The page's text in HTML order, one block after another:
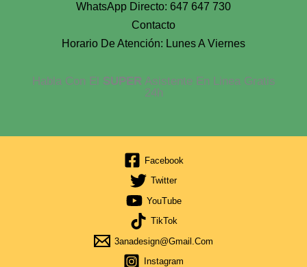
WhatsApp Directo: 647 647 730
Contacto
Horario De Atención: Lunes A Viernes
Habla Con El SUPERAsistente En Linea Gratis
24h
Facebook
Twitter
YouTube
TikTok
3anadesign@gmail.com
Instagram